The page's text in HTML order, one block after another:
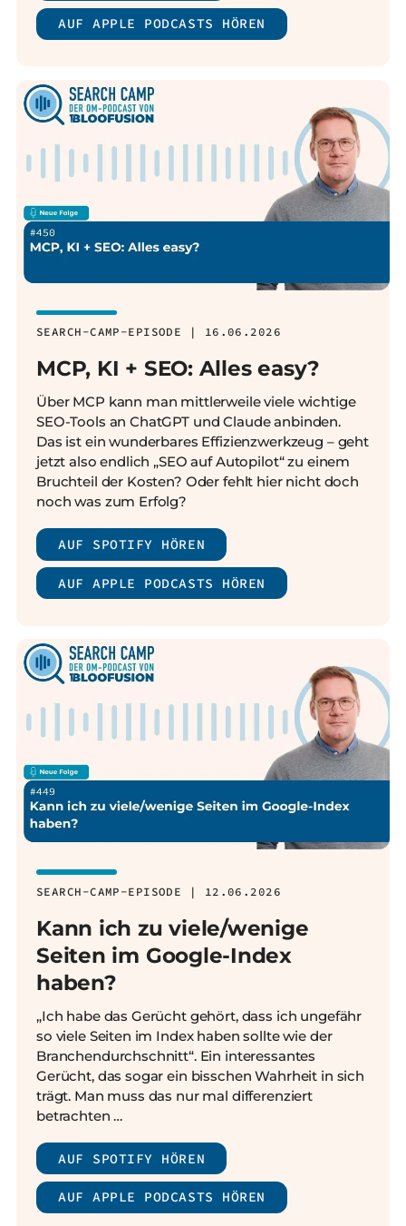
AUF APPLE PODCASTS HÖREN
SEARCH-CAMP-EPISODE | 16.06.2026
MCP, KI + SEO: Alles easy?
Über MCP kann man mittlerweile viele wichtige
SEO-Tools an ChatGPT und Claude anbinden.
Das ist ein wunderbares Effizienzwerkzeug – geht
jetzt also endlich „SEO auf Autopilot“ zu einem
Bruchteil der Kosten? Oder fehlt hier nicht doch
noch was zum Erfolg?
AUF SPOTIFY HÖREN
AUF APPLE PODCASTS HÖREN
SEARCH-CAMP-EPISODE | 12.06.2026
Kann ich zu viele/wenige
Seiten im Google-Index
haben?
„Ich habe das Gerücht gehört, dass ich ungefähr
so viele Seiten im Index haben sollte wie der
Branchendurchschnitt“. Ein interessantes
Gerücht, das sogar ein bisschen Wahrheit in sich
trägt. Man muss das nur mal differenziert
betrachten …
AUF SPOTIFY HÖREN
AUF APPLE PODCASTS HÖREN